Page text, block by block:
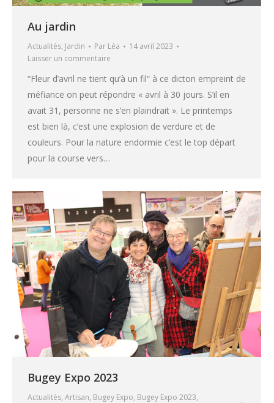
Au jardin
Actualités, Jardin Par Léa
14 avril 2023
Laisser un commentaire
“Fleur d’avril ne tient qu’à un fil“ à ce dicton empreint de
méfiance on peut répondre « avril à 30 jours. S’il en
avait 31, personne ne s’en plaindrait ». Le printemps
est bien là, c’est une explosion de verdure et de
couleurs. Pour la nature endormie c’est le top départ
pour la course vers…
Bugey Expo 2023
Actualités, Artisan, Bugey Expo, Bugey Expo 2023,